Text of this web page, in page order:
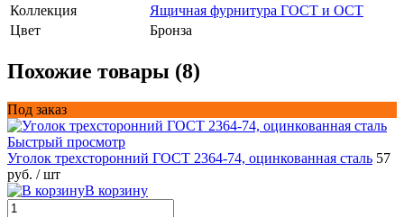
Коллекция
Ящичная фурнитура ГОСТ и ОСТ
Цвет
Бронза
Похожие товары (8)
Под заказ
Быстрый просмотр
Уголок трехсторонний ГОСТ 2364-74, оцинкованная сталь 57
руб. / шт
В корзину